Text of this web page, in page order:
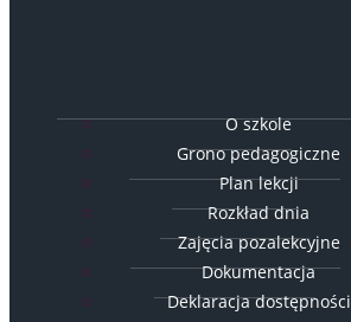
O szkole
Grono pedagogiczne
Plan lekcji
Rozkład dnia
Zajęcia pozalekcyjne
Dokumentacja
Deklaracja dostępności